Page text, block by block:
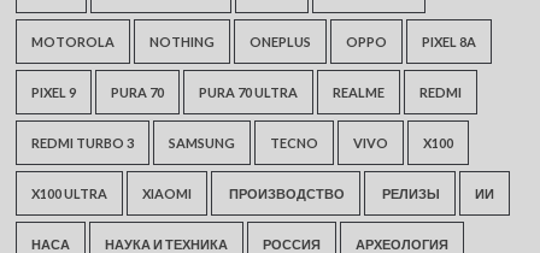
MOTOROLA NOTHING ONEPLUS OPPO PIXEL 8A
PIXEL 9 PURA 70 PURA 70 ULTRA REALME REDMI
REDMI TURBO 3 SAMSUNG TECNO VIVO X100
X100 ULTRA XIAOMI ПРОИЗВОДСТВО РЕЛИЗЫ ИИ
НАСА НАУКА И ТЕХНИКА РОССИЯ АРХЕОЛОГИЯ